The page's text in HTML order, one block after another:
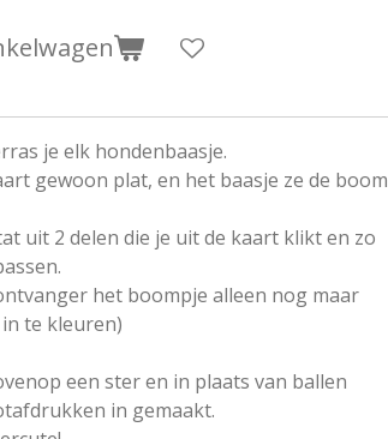
je elk hondenbaasje.
gewoon plat, en het baasje ze de boom
uit 2 delen die je uit de kaart klikt en zo
het boompje alleen nog maar
te kleuren)
een ster en in plaats van ballen
in gemaakt.